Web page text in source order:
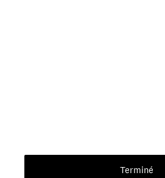
Terminé